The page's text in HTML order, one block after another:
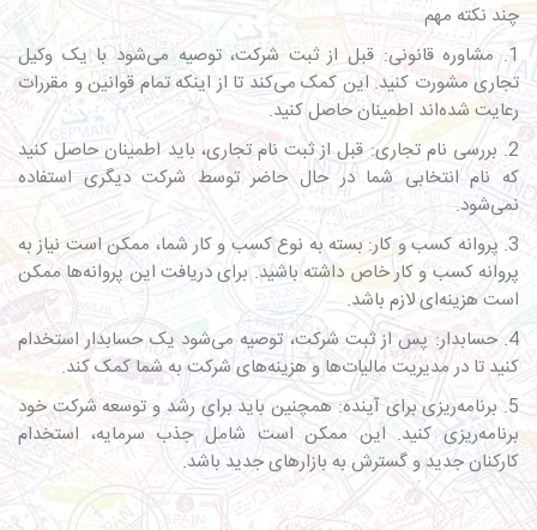
چند نکته مهم
1. مشاوره قانونی: قبل از ثبت شرکت، توصیه می‌شود با یک وکیل
تجاری مشورت کنید. این کمک می‌کند تا از اینکه تمام قوانین و مقررات
رعایت شده‌اند اطمینان حاصل کنید.
2. بررسی نام تجاری: قبل از ثبت نام تجاری، باید اطمینان حاصل کنید
که نام انتخابی شما در حال حاضر توسط شرکت دیگری استفاده
نمی‌شود.
3. پروانه کسب و کار: بسته به نوع کسب و کار شما، ممکن است نیاز به
پروانه کسب و کار خاص داشته باشید. برای دریافت این پروانه‌ها ممکن
است هزینه‌ای لازم باشد.
4. حسابدار: پس از ثبت شرکت، توصیه می‌شود یک حسابدار استخدام
کنید تا در مدیریت مالیات‌ها و هزینه‌های شرکت به شما کمک کند.
5. برنامه‌ریزی برای آینده: همچنین باید برای رشد و توسعه شرکت خود
برنامه‌ریزی کنید. این ممکن است شامل جذب سرمایه، استخدام
کارکنان جدید و گسترش به بازارهای جدید باشد.